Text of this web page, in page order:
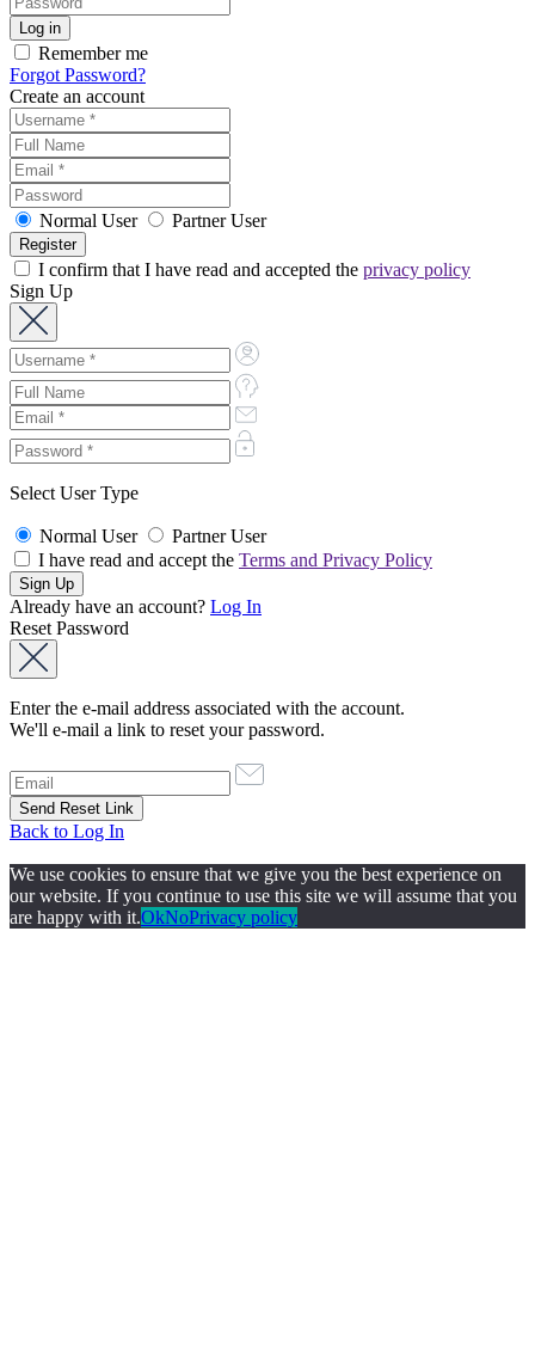
Remember me
Forgot Password?
Create an account
Normal User Partner User
I confirm that I have read and accepted the privacy policy
Sign Up
Select User Type
Normal User
Partner User
I have read and accept the Terms and Privacy Policy
Already have an account? Log In
Reset Password
Enter the e-mail address associated with the account.
We'll e-mail a link to reset your password.
Back to Log In
We use cookies to ensure that we give you the best experience on
our website. If you continue to use this site we will assume that you
are happy with it.OkNoPrivacy policy